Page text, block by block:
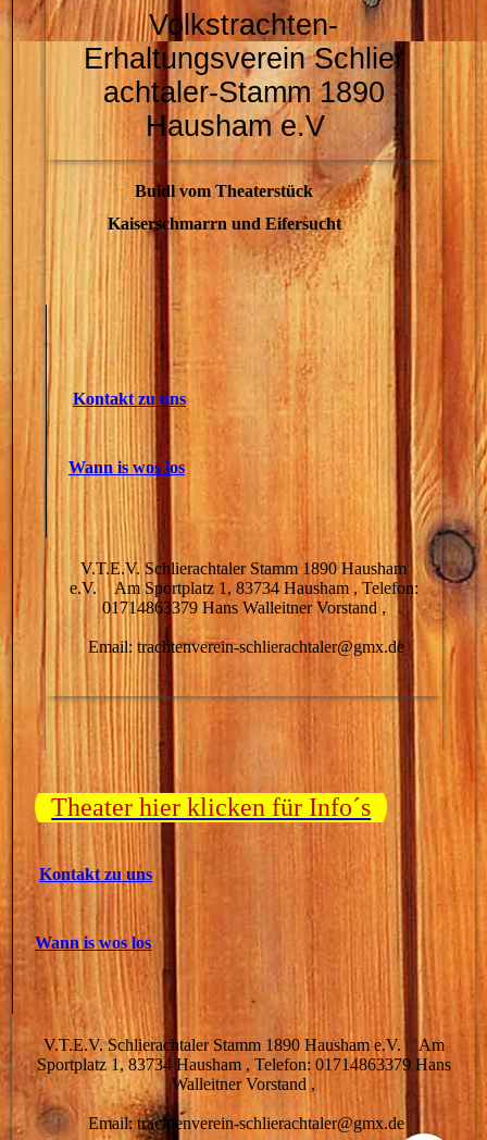
Volkstrachten-
Erhaltungsverein Schlier
achtaler-Stamm 1890
Hausham e.V
Buidl vom Theaterstück
Kaiserschmarrn und Eifersucht
Kontakt zu uns
Wann is wos los
V.T.E.V. Schlierachtaler Stamm 1890 Hausham
e.V. Am Sportplatz 1, 83734 Hausham , Telefon:
01714863379 Hans Walleitner Vorstand ,
Email: trachtenverein-schlierachtaler@gmx.de
Theater hier klicken für Info´s
Kontakt zu uns
Wann is wos los
V.T.E.V. Schlierachtaler Stamm 1890 Hausham e.V. Am
Sportplatz 1, 83734 Hausham , Telefon: 01714863379 Hans
Walleitner Vorstand ,
Email: trachtenverein-schlierachtaler@gmx.de